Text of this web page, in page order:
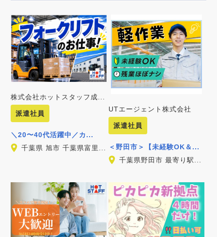
株式会社ホットスタッフ成...
派遣社員
＼20〜40代活躍中／カ...
千葉県 旭市 千葉県富里...
UTエージェント株式会社
派遣社員
＜野田市＞【未経験OK＆...
千葉県野田市 最寄り駅...